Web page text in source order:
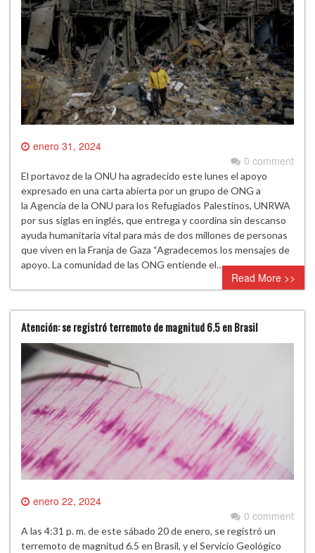
enero 31, 2024
0 comment
El portavoz de la ONU ha agradecido este lunes el apoyo
expresado en una carta abierta por un grupo de ONG a
la Agencia de la ONU para los Refugiados Palestinos, UNRWA
por sus siglas en inglés, que entrega y coordina sin descanso
ayuda humanitaria vital para más de dos millones de personas
que viven en la Franja de Gaza “Agradecemos los mensajes de
apoyo. La comunidad de las ONG entiende el…
Read More >>
Atención: se registró terremoto de magnitud 6.5 en Brasil
enero 22, 2024
0 comment
A las 4:31 p. m. de este sábado 20 de enero, se registró un
terremoto de magnitud 6.5 en Brasil, y el Servicio Geológico